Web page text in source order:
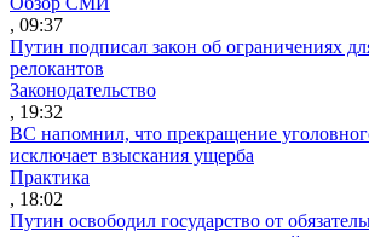
, 09:37
Путин подписал закон об ограничениях
релокантов
Законодательство
, 19:32
ВС напомнил, что прекращение
исключает взыскания ущерба
Практика
, 18:02
Путин освободил государство от